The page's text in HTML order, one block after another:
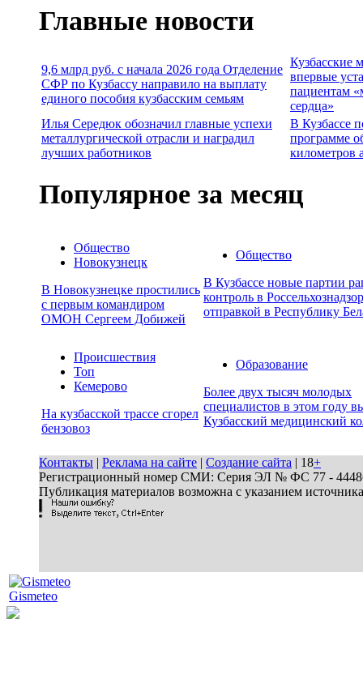
Главные новости
9,6 млрд руб. с начала 2026 года Отделение
СФР по Кузбассу направило на выплату
единого пособия кузбасским семьям
Кузбасские
впервые
пациентам
сердца»
Илья Середюк обозначил главные успехи
металлургической отрасли и наградил
лучших работников
В Кузбассе
программе
километров
Популярное за месяц
Общество
Новокузнецк
В Новокузнецке простились
с первым командиром
ОМОН Сергеем Добижей
Общество
В Кузбассе новые партии
контроль в
отправкой в Республику
Происшествия
Топ
Кемерово
На кузбасской трассе сгорел
бензовоз
Образование
Более двух тысяч молодых
специалистов в этом году
Кузбасский медицинский
Контакты | Реклама на сайте | Создание сайта | 18+
Регистрационный номер СМИ: Серия ЭЛ № ФС 77 - 44486
Публикация материалов возможна с указанием
Gismeteo